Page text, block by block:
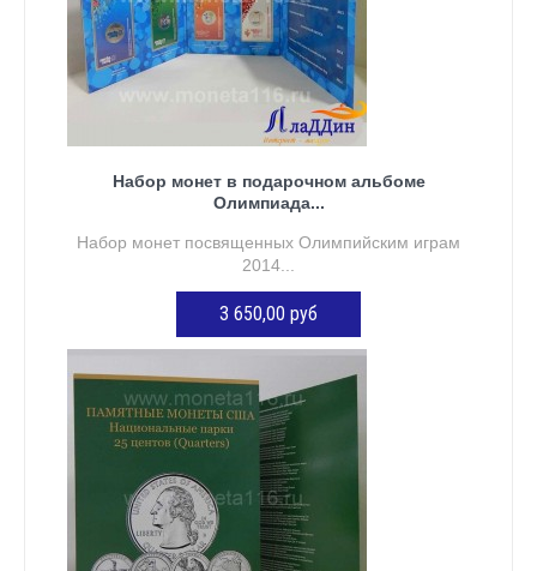
Набор монет в подарочном альбоме
Олимпиада...
Набор монет посвященных Олимпийским играм
2014...
3 650,00 руб
ДОБАВИТЬ В КОРЗИНУ